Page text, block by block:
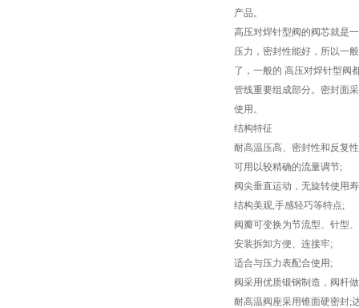
产品。
高压对焊针型阀的阀芯就是
压力，密封性能好，所以一
了，一般的 高压对焊针型阀
管线重要组成部分。密封面
使用。
结构特征
耐高温压高、密封性和反复
可用以较精确的流量调节;
阀尖垂直运动，无旋转使用
结构美观,手感轻巧等特点;
阀瓣可变换为节流型、针型
安装拆卸方便、连接牢;
适合与压力表配合使用;
阀采用优质锻钢制造，阀杆
耐高温阀座采用锥面硬密封;